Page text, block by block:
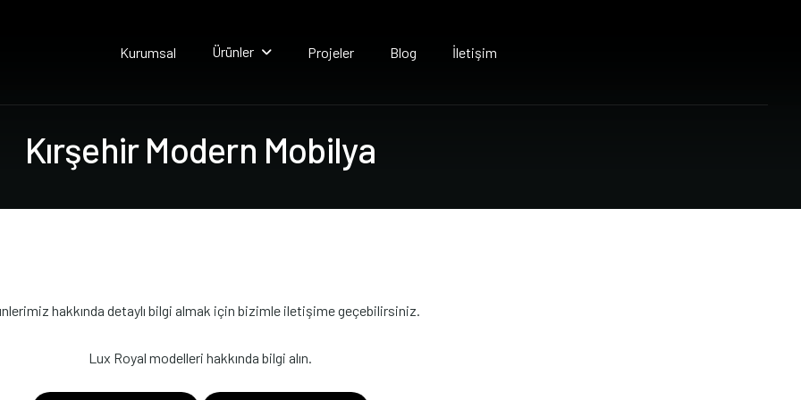
Kurumsal Ürünler Projeler Blog İletişim
Kırşehir Modern Mobilya
hakkında detaylı bilgi almak için bizimle iletişime geçebilirsiniz.
Lux Royal modelleri hakkında bilgi alın.